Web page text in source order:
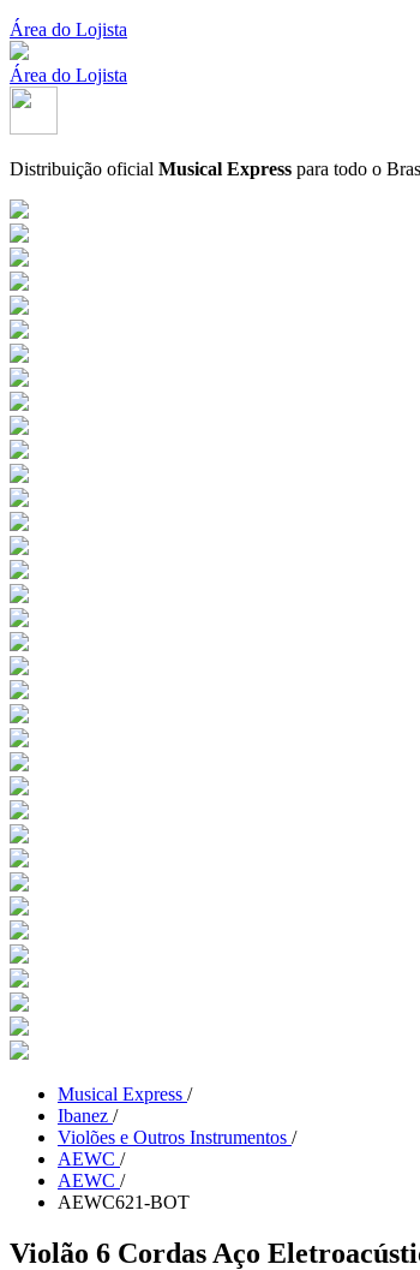
Área do Lojista
Área do Lojista
Distribuição oficial Musical Express para todo o
Musical Express /
Ibanez /
Violões e Outros Instrumentos /
AEWC /
AEWC /
AEWC621-BOT
Violão 6 Cordas Aço